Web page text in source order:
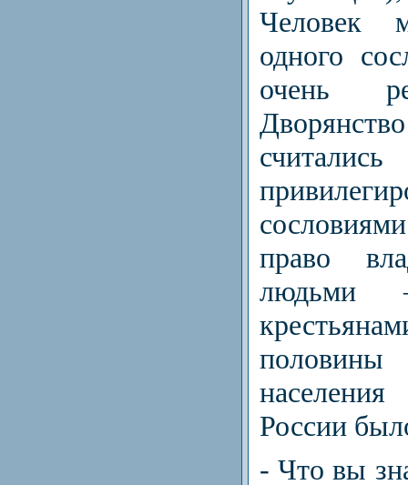
Человек
одного
очень
считались
право
людьми
половины
России
- Что вы